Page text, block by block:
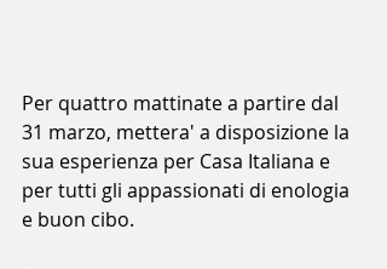
Per quattro mattinate a partire dal
31 marzo, mettera' a disposizione la
sua esperienza per Casa Italiana e
per tutti gli appassionati di enologia
e buon cibo.